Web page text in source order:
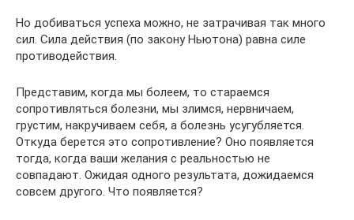
Но добиваться успеха можно, не затрачивая так много
сил. Сила действия (по закону Ньютона) равна силе
противодействия.
Представим, когда мы болеем, то стараемся
сопротивляться болезни, мы злимся, нервничаем,
грустим, накручиваем себя, а болезнь усугубляется.
Откуда берется это сопротивление? Оно появляется
тогда, когда ваши желания с реальностью не
совпадают. Ожидая одного результата, дожидаемся
совсем другого. Что появляется?